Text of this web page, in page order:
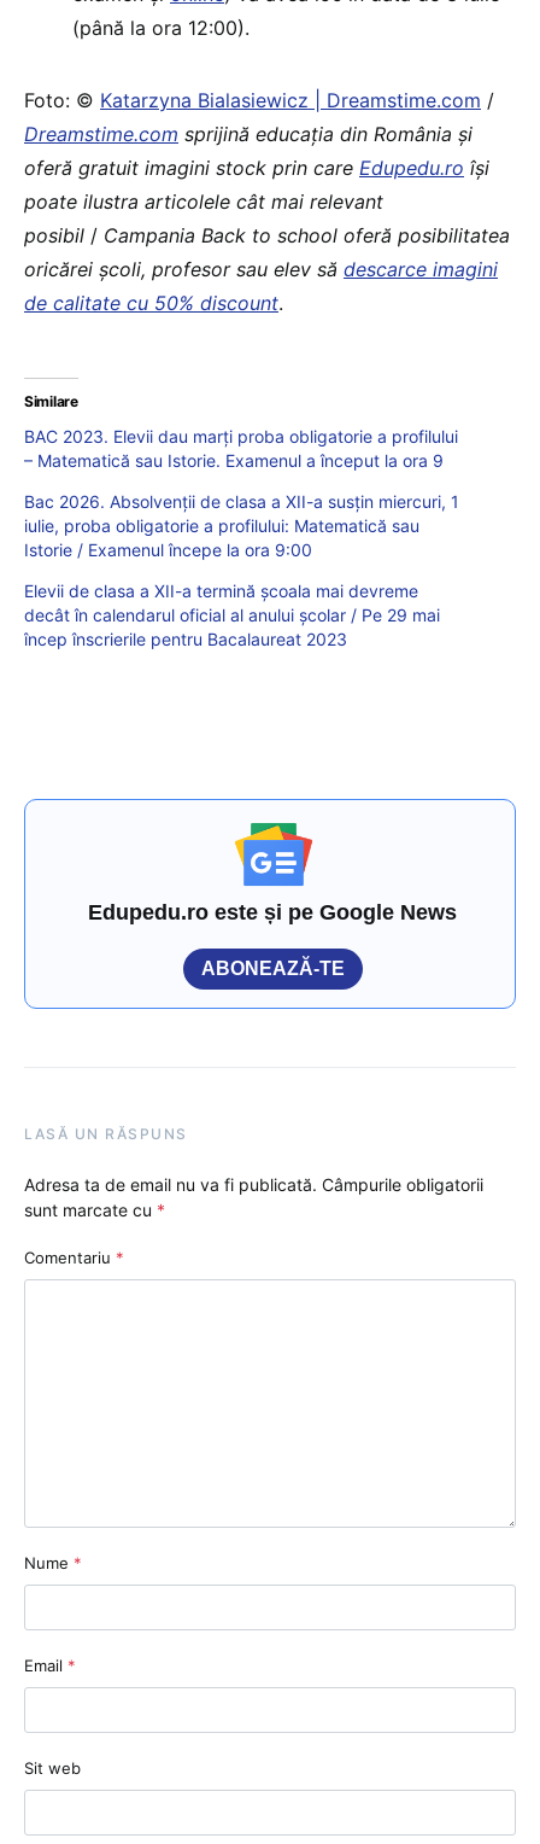
(până la ora 12:00).
Foto: © Katarzyna Bialasiewicz | Dreamstime.com /
Dreamstime.com sprijină educaţia din România şi
oferă gratuit imagini stock prin care Edupedu.ro îşi
poate ilustra articolele cât mai relevant
posibil / Campania Back to school oferă posibilitatea
oricărei școli, profesor sau elev să descarce imagini
de calitate cu 50% discount.
Similare
BAC 2023. Elevii dau marți proba obligatorie a profilului
– Matematică sau Istorie. Examenul a început la ora 9
Bac 2026. Absolvenții de clasa a XII-a susțin miercuri, 1
iulie, proba obligatorie a profilului: Matematică sau
Istorie / Examenul începe la ora 9:00
Elevii de clasa a XII-a termină școala mai devreme
decât în calendarul oficial al anului școlar / Pe 29 mai
încep înscrierile pentru Bacalaureat 2023
Edupedu.ro este și pe Google News
ABONEAZĂ-TE
LASĂ UN RĂSPUNS
Adresa ta de email nu va fi publicată. Câmpurile obligatorii
sunt marcate cu *
Comentariu *
Nume *
Email *
Sit web